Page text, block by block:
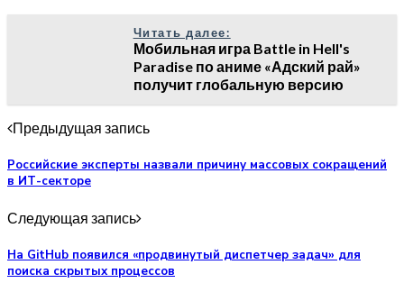
Читать далее:
Мобильная игра Battle in Hell's
Paradise по аниме «Адский рай»
получит глобальную версию
Предыдущая запись
Российские эксперты назвали причину массовых сокращений
в ИТ-секторе
Следующая запись
На GitHub появился «продвинутый диспетчер задач» для
поиска скрытых процессов